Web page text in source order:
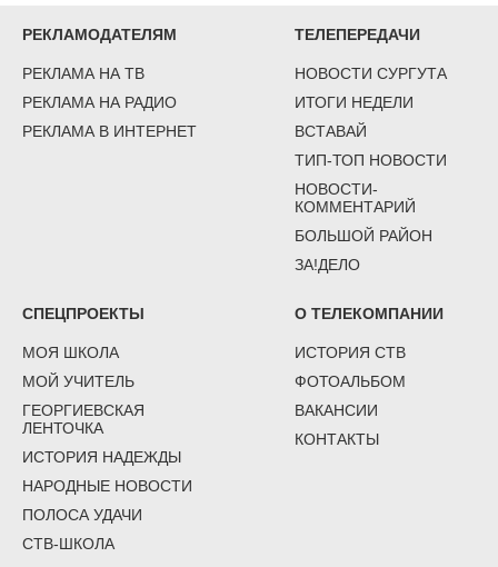
РЕКЛАМОДАТЕЛЯМ
РЕКЛАМА НА ТВ
РЕКЛАМА НА РАДИО
РЕКЛАМА В ИНТЕРНЕТ
ТЕЛЕПЕРЕДАЧИ
НОВОСТИ СУРГУТА
ИТОГИ НЕДЕЛИ
ВСТАВАЙ
ТИП-ТОП НОВОСТИ
НОВОСТИ-
КОММЕНТАРИЙ
БОЛЬШОЙ РАЙОН
ЗА!ДЕЛО
СПЕЦПРОЕКТЫ
МОЯ ШКОЛА
МОЙ УЧИТЕЛЬ
ГЕОРГИЕВСКАЯ
ЛЕНТОЧКА
ИСТОРИЯ НАДЕЖДЫ
НАРОДНЫЕ НОВОСТИ
ПОЛОСА УДАЧИ
СТВ-ШКОЛА
О ТЕЛЕКОМПАНИИ
ИСТОРИЯ СТВ
ФОТОАЛЬБОМ
ВАКАНСИИ
КОНТАКТЫ